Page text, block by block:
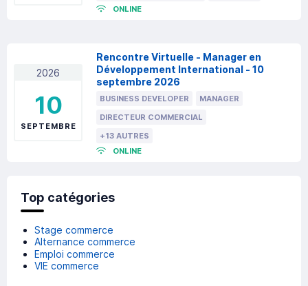
ONLINE
2026
10
SEPTEMBRE
Rencontre Virtuelle - Manager en
Développement International - 10
septembre 2026
BUSINESS DEVELOPER
MANAGER
DIRECTEUR COMMERCIAL
+13 AUTRES
ONLINE
Top catégories
Stage commerce
Alternance commerce
Emploi commerce
VIE commerce